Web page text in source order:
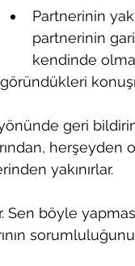
Partnerinin
partnerinin
kendinde
geri
yakınırlar.
Sen böyle